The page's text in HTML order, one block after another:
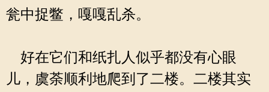
瓮中捉鳖，嘎嘎乱杀。
好在它们和纸扎人似乎都没有心眼
儿，虞荼顺利地爬到了二楼。二楼其实